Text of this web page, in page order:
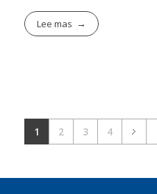
Lee mas
1 2 3 4